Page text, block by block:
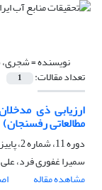
نویسنده =
تعداد مقالات: 1
ارزیابی ذی
مطالعاتی رفسنجان)
دوره 11، شماره 2، پاییز 1394، صفحه
سمیرا غفوری فرد،
مشاهده مقاله